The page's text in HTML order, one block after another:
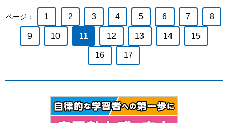
ページ： 1 2 3 4 5 6 7 8
9 10 11 12 13 14 15
16 17